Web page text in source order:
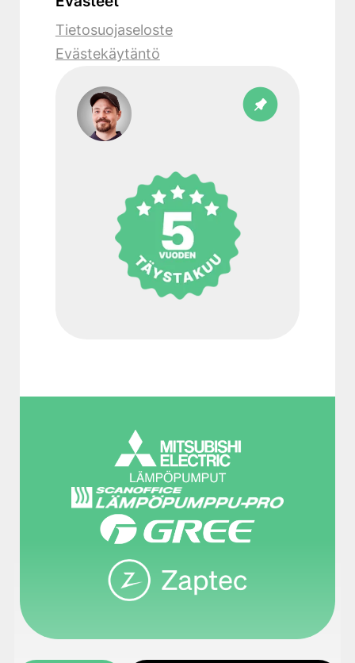
Tietosuojaseloste
Evästekäytäntö